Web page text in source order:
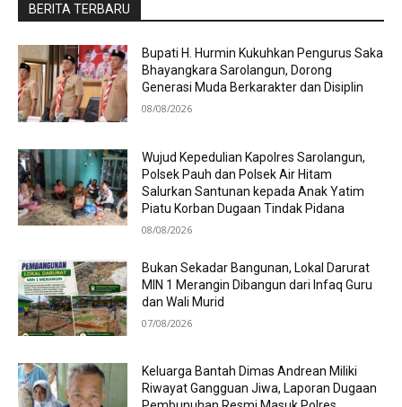
BERITA TERBARU
Bupati H. Hurmin Kukuhkan Pengurus Saka
Bhayangkara Sarolangun, Dorong
Generasi Muda Berkarakter dan Disiplin
08/08/2026
Wujud Kepedulian Kapolres Sarolangun,
Polsek Pauh dan Polsek Air Hitam
Salurkan Santunan kepada Anak Yatim
Piatu Korban Dugaan Tindak Pidana
08/08/2026
Bukan Sekadar Bangunan, Lokal Darurat
MIN 1 Merangin Dibangun dari Infaq Guru
dan Wali Murid
07/08/2026
Keluarga Bantah Dimas Andrean Miliki
Riwayat Gangguan Jiwa, Laporan Dugaan